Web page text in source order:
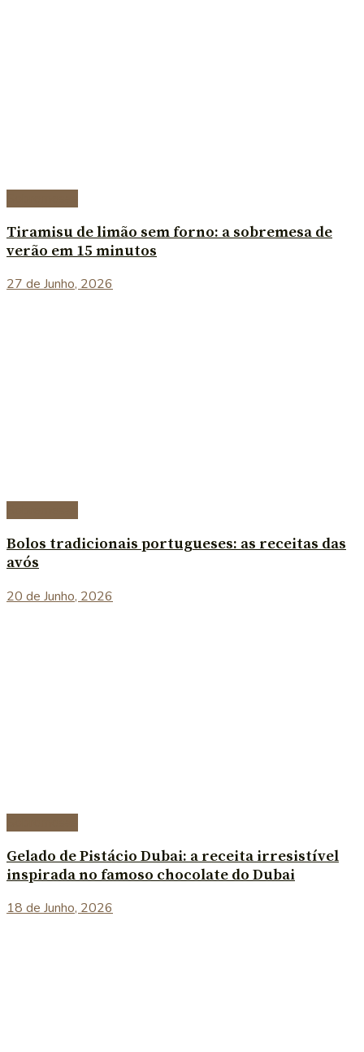
Tiramisu de limão sem forno: a sobremesa de
verão em 15 minutos
27 de Junho, 2026
Bolos tradicionais portugueses: as receitas das
avós
20 de Junho, 2026
Gelado de Pistácio Dubai: a receita irresistível
inspirada no famoso chocolate do Dubai
18 de Junho, 2026